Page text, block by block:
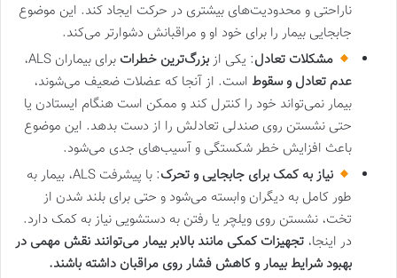
ناراحتی و محدودیت‌های بیشتری در حرکت ایجاد کند. این موضوع
جابجایی بیمار را برای خود او و مراقبانش دشوارتر می‌کند.
مشکلات تعادل: یکی ازبزرگ‌ترین خطرات برای بیماران ALS،
عدم تعادل و سقوط است. از آنجا که عضلات ضعیف می‌شوند،
بیمار نمی‌تواند خود را کنترل کند و ممکن است هنگام ایستادن یا
حتی نشستن روی صندلی تعادلش را از دست بدهد. این موضوع
باعث افزایش خطر شکستگی و آسیب‌های جدی می‌شود.
نیاز به کمک برای جابجایی و تحرک
: با پیشرفت ALS، بیمار به
طور کامل به دیگران وابسته می‌شود و حتی برای بلند شدن از
تخت، نشستن روی ویلچر یا رفتن به دستشویی نیاز به کمک دارد.
در اینجا، تجهیزات کمکی مانند بالابر بیمار می‌توانند نقش مهمی در
بهبود شرایط بیمار و کاهش فشار روی مراقبان داشته باشند.